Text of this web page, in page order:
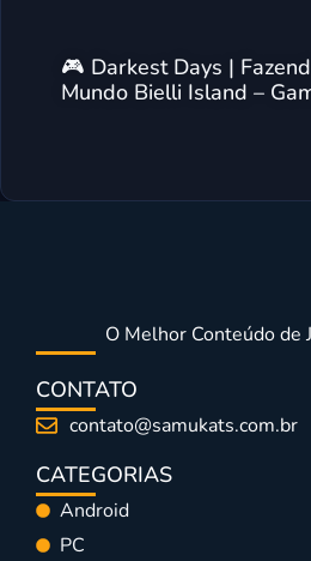
🎮 Darkest Days |
Mundo Bielli Island –
O Melhor Conteúdo de
CONTATO
contato@samukats.com.br
CATEGORIAS
Android
PC